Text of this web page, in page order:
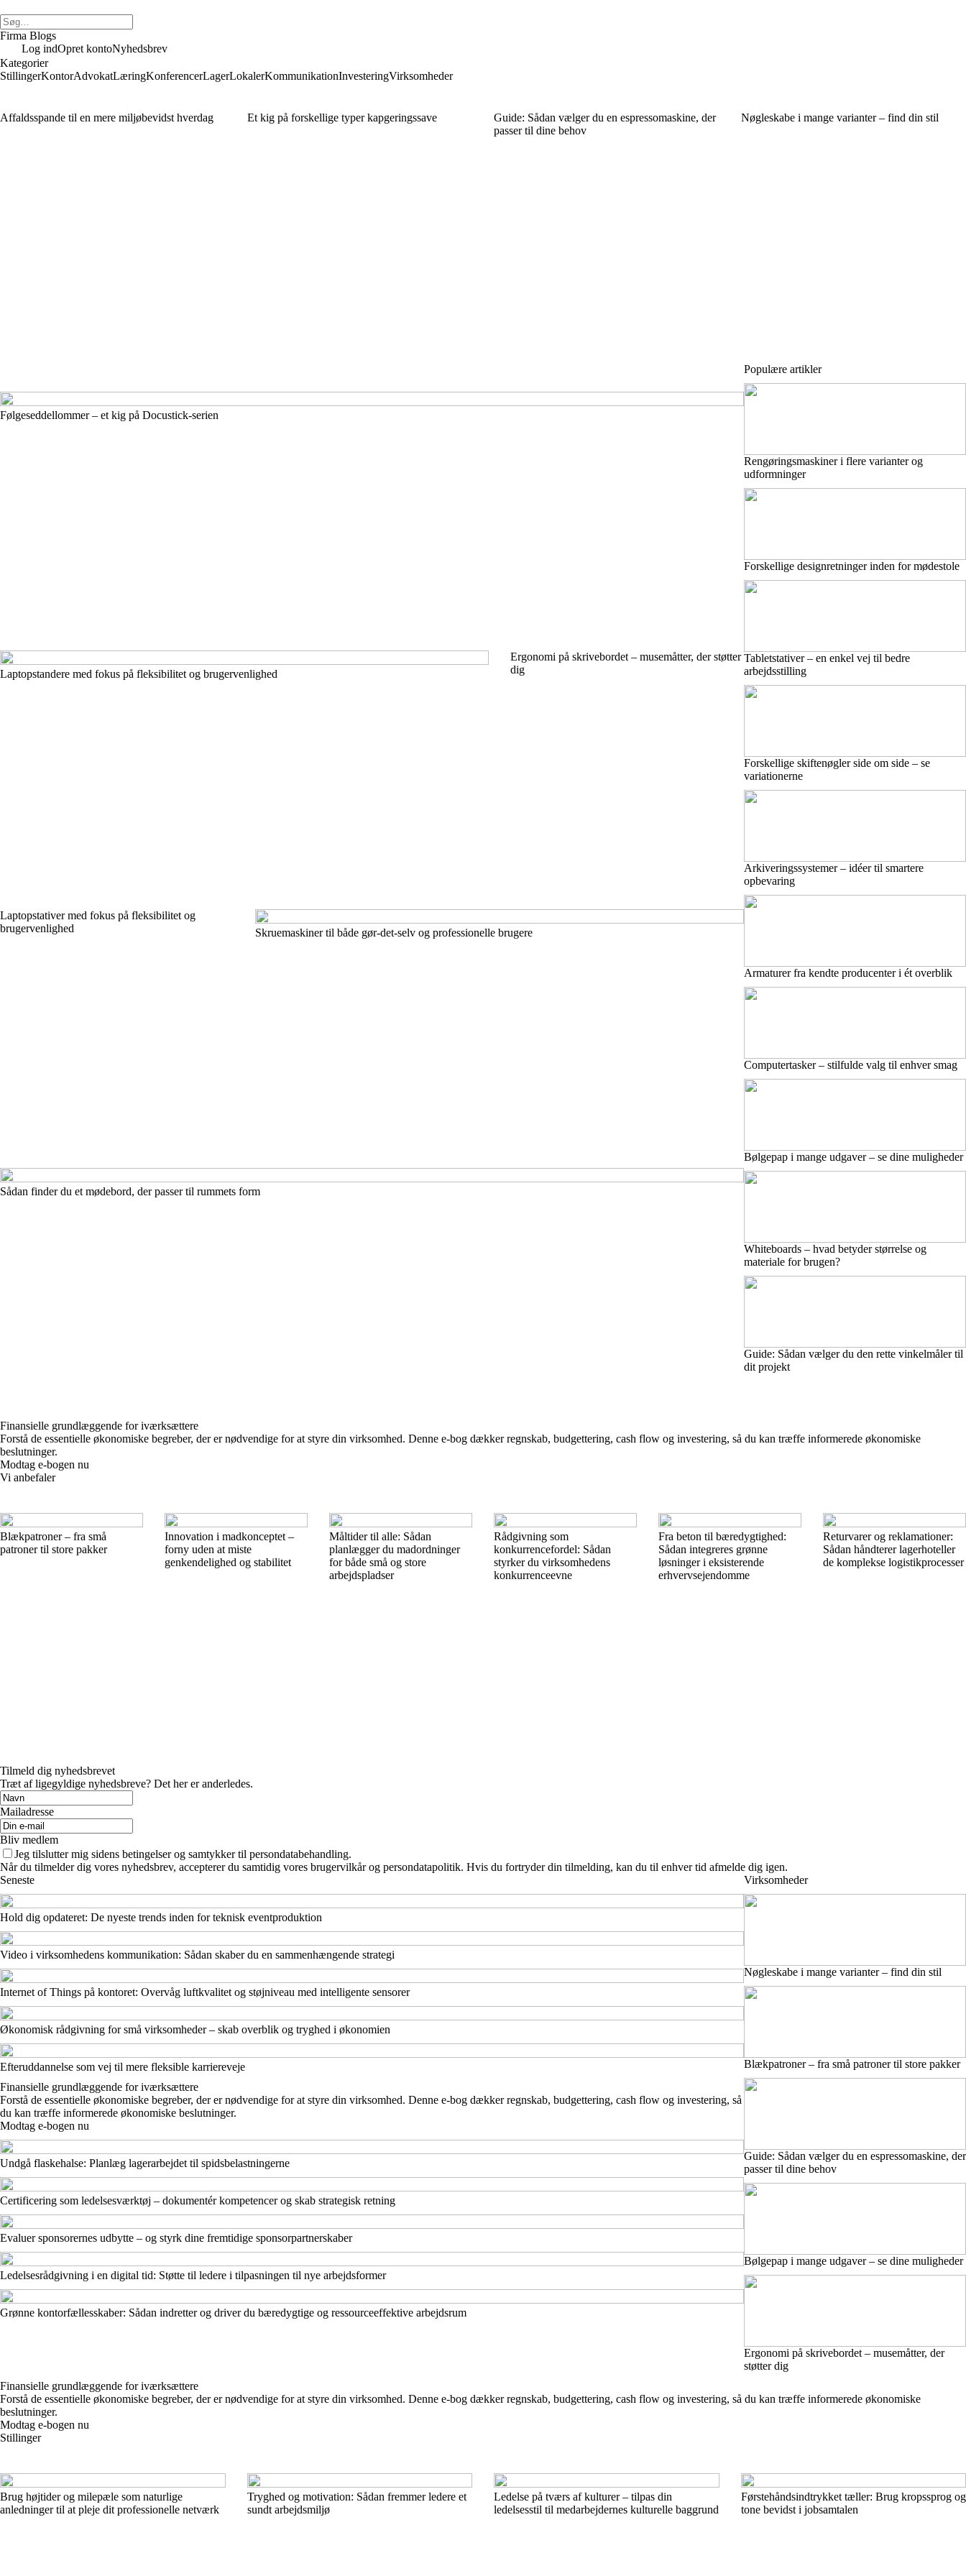
Firma Blogs
Log indOpret kontoNyhedsbrev
Kategorier
StillingerKontorAdvokatLæringKonferencerLagerLokalerKommunikationInvesteringVirksomheder
Affaldsspande til en mere miljøbevidst hverdag Et kig på forskellige typer kapgeringssave
Guide: Sådan vælger du en espressomaskine, der
passer til dine behov
Nøgleskabe i mange varianter – find din stil
Følgeseddellommer – et kig på Docustick-serien
Laptopstandere med fokus på fleksibilitet og brugervenlighed
Ergonomi på skrivebordet – musemåtter, der støtter
dig
Laptopstativer med fokus på fleksibilitet og
brugervenlighed
Skruemaskiner til både gør-det-selv og professionelle brugere
Sådan finder du et mødebord, der passer til rummets form
Populære artikler
Rengøringsmaskiner i flere varianter og
udformninger
Forskellige designretninger inden for mødestole
Tabletstativer – en enkel vej til bedre
arbejdsstilling
Forskellige skiftenøgler side om side – se
variationerne
Arkiveringssystemer – idéer til smartere
opbevaring
Armaturer fra kendte producenter i ét overblik
Computertasker – stilfulde valg til enhver smag
Bølgepap i mange udgaver – se dine muligheder
Whiteboards – hvad betyder størrelse og
materiale for brugen?
Guide: Sådan vælger du den rette vinkelmåler til
dit projekt
Finansielle grundlæggende for iværksættere
Forstå de essentielle økonomiske begreber, der er nødvendige for at styre din virksomhed. Denne e-bog dækker regnskab, budgettering, cash flow og investering, så du kan træffe informerede økonomiske
beslutninger.
Modtag e-bogen nu
Vi anbefaler
Blækpatroner – fra små
patroner til store pakker
Innovation i madkonceptet –
forny uden at miste
genkendelighed og stabilitet
Måltider til alle: Sådan
planlægger du madordninger
for både små og store
arbejdspladser
Rådgivning som
konkurrencefordel: Sådan
styrker du virksomhedens
konkurrenceevne
Fra beton til bæredygtighed:
Sådan integreres grønne
løsninger i eksisterende
erhvervsejendomme
Returvarer og reklamationer:
Sådan håndterer lagerhoteller
de komplekse logistikprocesser
Tilmeld dig nyhedsbrevet
Træt af ligegyldige nyhedsbreve? Det her er anderledes.
Mailadresse
Bliv medlem
Jeg tilslutter mig sidens betingelser og samtykker til persondatabehandling.
Når du tilmelder dig vores nyhedsbrev, accepterer du samtidig vores brugervilkår og persondatapolitik. Hvis du fortryder din tilmelding, kan du til enhver tid afmelde dig igen.
Seneste
Hold dig opdateret: De nyeste trends inden for teknisk eventproduktion
Video i virksomhedens kommunikation: Sådan skaber du en sammenhængende strategi
Internet of Things på kontoret: Overvåg luftkvalitet og støjniveau med intelligente sensorer
Økonomisk rådgivning for små virksomheder – skab overblik og tryghed i økonomien
Efteruddannelse som vej til mere fleksible karriereveje
Finansielle grundlæggende for iværksættere
Forstå de essentielle økonomiske begreber, der er nødvendige for at styre din virksomhed. Denne e-bog dækker regnskab, budgettering, cash flow og investering, så
du kan træffe informerede økonomiske beslutninger.
Modtag e-bogen nu
Undgå flaskehalse: Planlæg lagerarbejdet til spidsbelastningerne
Certificering som ledelsesværktøj – dokumentér kompetencer og skab strategisk retning
Evaluer sponsorernes udbytte – og styrk dine fremtidige sponsorpartnerskaber
Ledelsesrådgivning i en digital tid: Støtte til ledere i tilpasningen til nye arbejdsformer
Grønne kontorfællesskaber: Sådan indretter og driver du bæredygtige og ressourceeffektive arbejdsrum
Virksomheder
Nøgleskabe i mange varianter – find din stil
Blækpatroner – fra små patroner til store pakker
Guide: Sådan vælger du en espressomaskine, der
passer til dine behov
Bølgepap i mange udgaver – se dine muligheder
Ergonomi på skrivebordet – musemåtter, der
støtter dig
Finansielle grundlæggende for iværksættere
Forstå de essentielle økonomiske begreber, der er nødvendige for at styre din virksomhed. Denne e-bog dækker regnskab, budgettering, cash flow og investering, så du kan træffe informerede økonomiske
beslutninger.
Modtag e-bogen nu
Stillinger
Brug højtider og milepæle som naturlige
anledninger til at pleje dit professionelle netværk
Tryghed og motivation: Sådan fremmer ledere et
sundt arbejdsmiljø
Ledelse på tværs af kulturer – tilpas din
ledelsesstil til medarbejdernes kulturelle baggrund
Førstehåndsindtrykket tæller: Brug kropssprog og
tone bevidst i jobsamtalen